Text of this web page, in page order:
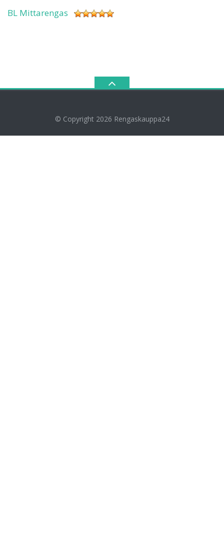
BL Mittarengas
© Copyright 2026 Rengaskauppa24